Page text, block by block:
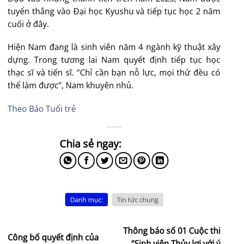
tuyển thẳng vào Đại học Kyushu và tiếp tục học 2 năm
cuối ở đây.
Hiện Nam đang là sinh viên năm 4 ngành kỹ thuật xây
dựng. Trong tương lai Nam quyết định tiếp tục học
thạc sĩ và tiến sĩ. “Chỉ cần bạn nỗ lực, mọi thứ đều có
thể làm được”, Nam khuyên nhủ.
Theo Báo Tuổi trẻ
Danh mục: Tin tức chung
Công bố quyết định của
Thông báo số 01 Cuộc thi